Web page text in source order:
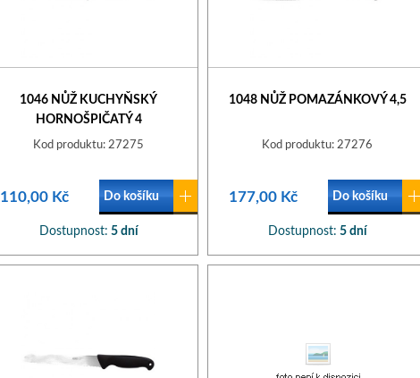
1046 NŮŽ KUCHYŇSKÝ
HORNOŠPIČATÝ 4
Kod produktu: 27275
110,00 Kč Do košíku
Dostupnost: 5 dní
1048 NŮŽ POMAZÁNKOVÝ 4,5
Kod produktu: 27276
177,00 Kč Do košíku
Dostupnost: 5 dní